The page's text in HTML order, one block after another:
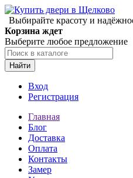
Выбирайте красоту и
Корзина ждет
Выберите любое предложение
Найти
Вход
Регистрация
Главная
Блог
Доставка
Оплата
Контакты
Замер